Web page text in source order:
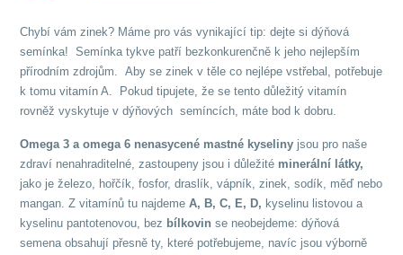
Chybí vám zinek? Máme pro vás vynikající tip: dejte si dýňová
semínka! Semínka tykve patří bezkonkurenčně k jeho nejlepším
přírodním zdrojům. Aby se zinek v těle co nejlépe vstřebal, potřebuje
k tomu vitamín A. Pokud tipujete, že se tento důležitý vitamín
rovněž vyskytuje v dýňových semíncích, máte bod k dobru.
Omega 3 a omega 6 nenasycené mastné kyseliny jsou pro naše
zdraví nenahraditelné, zastoupeny jsou i důležité minerální látky,
jako je železo, hořčík, fosfor, draslík, vápník, zinek, sodík, měď nebo
mangan. Z vitamínů tu najdemeA, B, C, E, D, kyselinu listovou a
kyselinu pantotenovou, bez bílkovin se neobejdeme: dýňová
semena obsahují přesně ty, které potřebujeme, navíc jsou výborně